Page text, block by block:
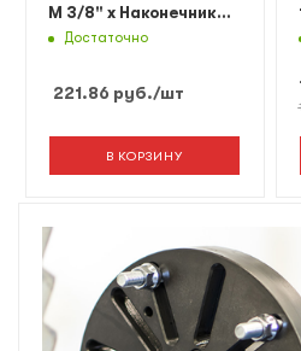
М 3/8" х Наконечник
Евростандарта Orion
Достаточно
221.86 руб./шт
В КОРЗИНУ